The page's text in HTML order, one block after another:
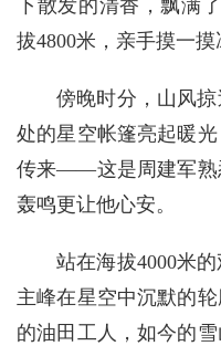
下散发的清香，飘满
拔4800米，亲手摸一摸
傍晚时分，山风
处的星空帐篷亮起暖
传来——这是周建军熟
轰鸣更让他心安。
站在海拔4000米
主峰在星空中沉默的
的油田工人，如今的